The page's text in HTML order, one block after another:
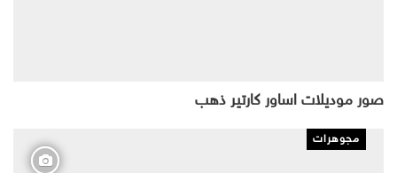
صور موديلات اساور كارتير ذهب
مجوهرات